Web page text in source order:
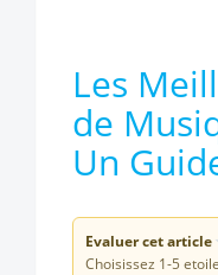
Les
de
Un
Evaluer cet article
Choisissez 1-5